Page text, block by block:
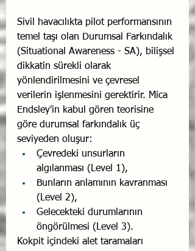
Sivil havacılıkta pilot performansının
temel taşı olan Durumsal Farkındalık
(Situational Awareness - SA), bilişsel
dikkatin sürekli olarak
yönlendirilmesini ve çevresel
verilerin işlenmesini gerektirir. Mica
Endsley'in kabul gören teorisine
göre durumsal farkındalık üç
seviyeden oluşur:
Çevredeki unsurların
algılanması (Level 1),
Bunların anlamının kavranması
(Level 2),
Gelecekteki durumlarının
öngörülmesi (Level 3).
Kokpit içindeki alet taramaları